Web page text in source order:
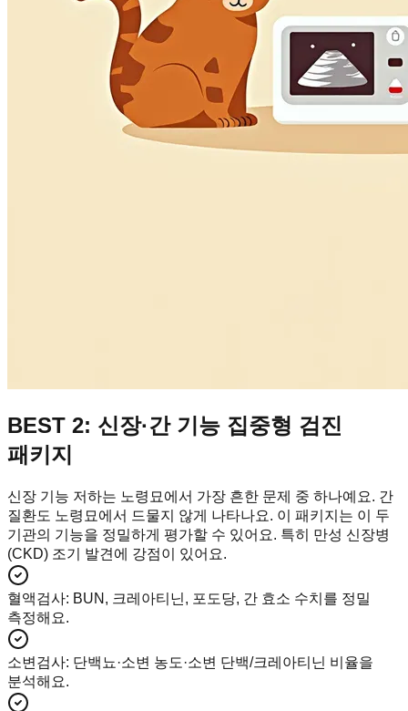
BEST 2: 신장·간 기능 집중형 검진
패키지
신장 기능 저하는 노령묘에서 가장 흔한 문제 중 하나예요. 간
질환도 노령묘에서 드물지 않게 나타나요. 이 패키지는 이 두
기관의 기능을 정밀하게 평가할 수 있어요. 특히 만성 신장병
(CKD) 조기 발견에 강점이 있어요.
혈액검사: BUN, 크레아티닌, 포도당, 간 효소 수치를 정밀
측정해요.
소변검사: 단백뇨·소변 농도·소변 단백/크레아티닌 비율을
분석해요.